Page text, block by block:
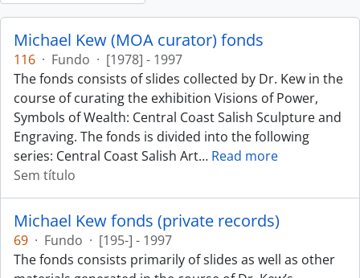
Michael Kew (MOA curator) fonds
116 · Fundo · [1978] - 1997
The fonds consists of slides collected by Dr. Kew in the
course of curating the exhibition Visions of Power,
Symbols of Wealth: Central Coast Salish Sculpture and
Engraving. The fonds is divided into the following
series: Central Coast Salish Art… Read more
Sem título
Michael Kew fonds (private records)
69 · Fundo · [195-] - 1997
The fonds consists primarily of slides as well as other